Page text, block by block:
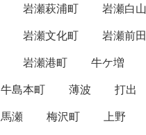
岩瀬萩浦町
岩瀬白
岩瀬文化町
岩瀬前
岩瀬港町 牛ケ増
牛島本町 薄波 打出
馬瀬 梅沢町 上野